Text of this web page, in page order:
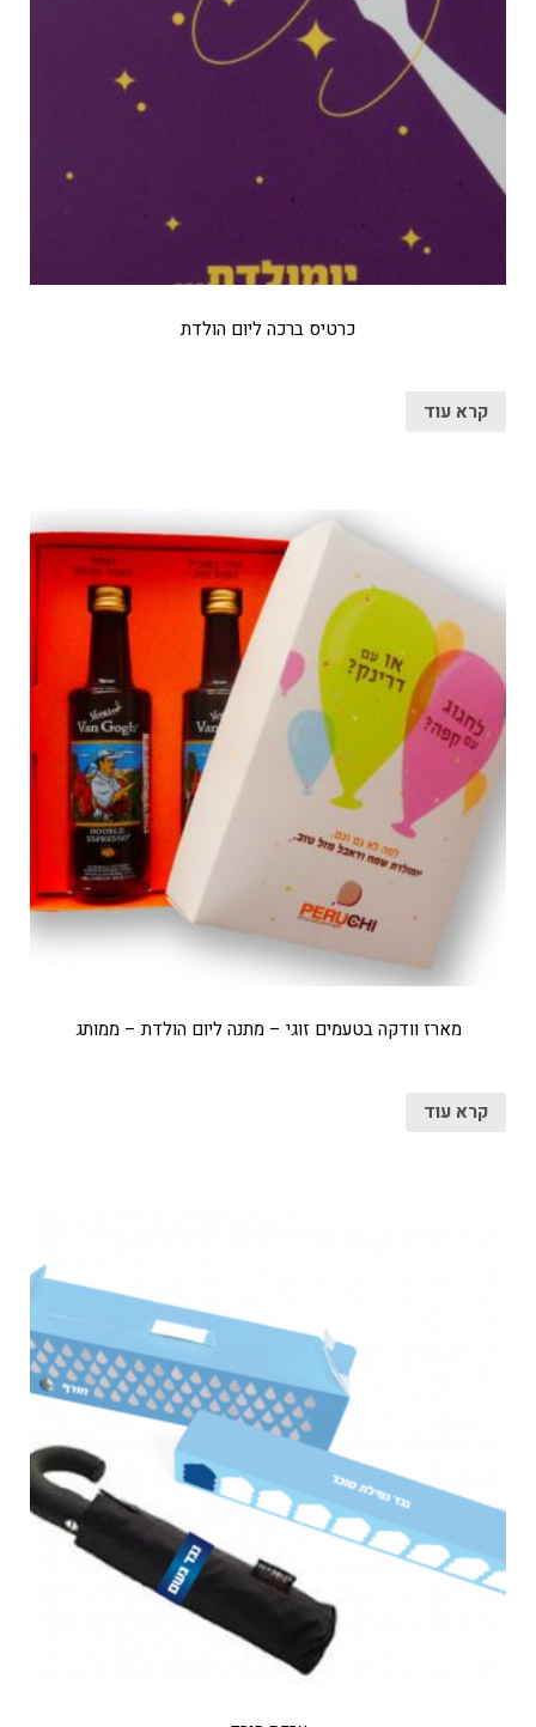
כרטיס ברכה ליום הולדת
קרא עוד
מארז וודקה בטעמים זוגי – מתנה ליום הולדת – ממותג
קרא עוד